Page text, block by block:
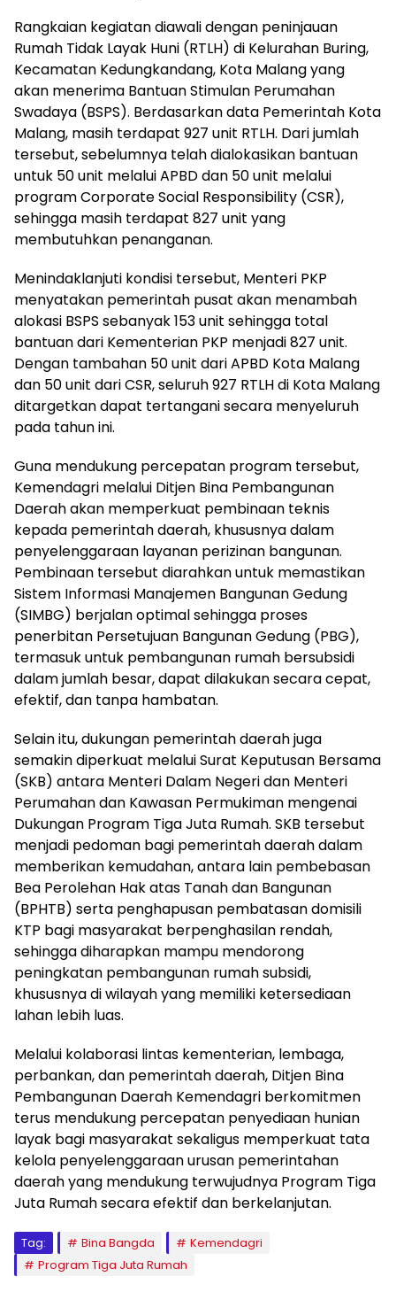
Rangkaian kegiatan diawali dengan peninjauan
Rumah Tidak Layak Huni (RTLH) di Kelurahan Buring,
Kecamatan Kedungkandang, Kota Malang yang
akan menerima Bantuan Stimulan Perumahan
Swadaya (BSPS). Berdasarkan data Pemerintah Kota
Malang, masih terdapat 927 unit RTLH. Dari jumlah
tersebut, sebelumnya telah dialokasikan bantuan
untuk 50 unit melalui APBD dan 50 unit melalui
program Corporate Social Responsibility (CSR),
sehingga masih terdapat 827 unit yang
membutuhkan penanganan.
Menindaklanjuti kondisi tersebut, Menteri PKP
menyatakan pemerintah pusat akan menambah
alokasi BSPS sebanyak 153 unit sehingga total
bantuan dari Kementerian PKP menjadi 827 unit.
Dengan tambahan 50 unit dari APBD Kota Malang
dan 50 unit dari CSR, seluruh 927 RTLH di Kota Malang
ditargetkan dapat tertangani secara menyeluruh
pada tahun ini.
Guna mendukung percepatan program tersebut,
Kemendagri melalui Ditjen Bina Pembangunan
Daerah akan memperkuat pembinaan teknis
kepada pemerintah daerah, khususnya dalam
penyelenggaraan layanan perizinan bangunan.
Pembinaan tersebut diarahkan untuk memastikan
Sistem Informasi Manajemen Bangunan Gedung
(SIMBG) berjalan optimal sehingga proses
penerbitan Persetujuan Bangunan Gedung (PBG),
termasuk untuk pembangunan rumah bersubsidi
dalam jumlah besar, dapat dilakukan secara cepat,
efektif, dan tanpa hambatan.
Selain itu, dukungan pemerintah daerah juga
semakin diperkuat melalui Surat Keputusan Bersama
(SKB) antara Menteri Dalam Negeri dan Menteri
Perumahan dan Kawasan Permukiman mengenai
Dukungan Program Tiga Juta Rumah. SKB tersebut
menjadi pedoman bagi pemerintah daerah dalam
memberikan kemudahan, antara lain pembebasan
Bea Perolehan Hak atas Tanah dan Bangunan
(BPHTB) serta penghapusan pembatasan domisili
KTP bagi masyarakat berpenghasilan rendah,
sehingga diharapkan mampu mendorong
peningkatan pembangunan rumah subsidi,
khususnya di wilayah yang memiliki ketersediaan
lahan lebih luas.
Melalui kolaborasi lintas kementerian, lembaga,
perbankan, dan pemerintah daerah, Ditjen Bina
Pembangunan Daerah Kemendagri berkomitmen
terus mendukung percepatan penyediaan hunian
layak bagi masyarakat sekaligus memperkuat tata
kelola penyelenggaraan urusan pemerintahan
daerah yang mendukung terwujudnya Program Tiga
Juta Rumah secara efektif dan berkelanjutan.
Tag: Bina Bangda
Kemendagri
Program Tiga Juta Rumah